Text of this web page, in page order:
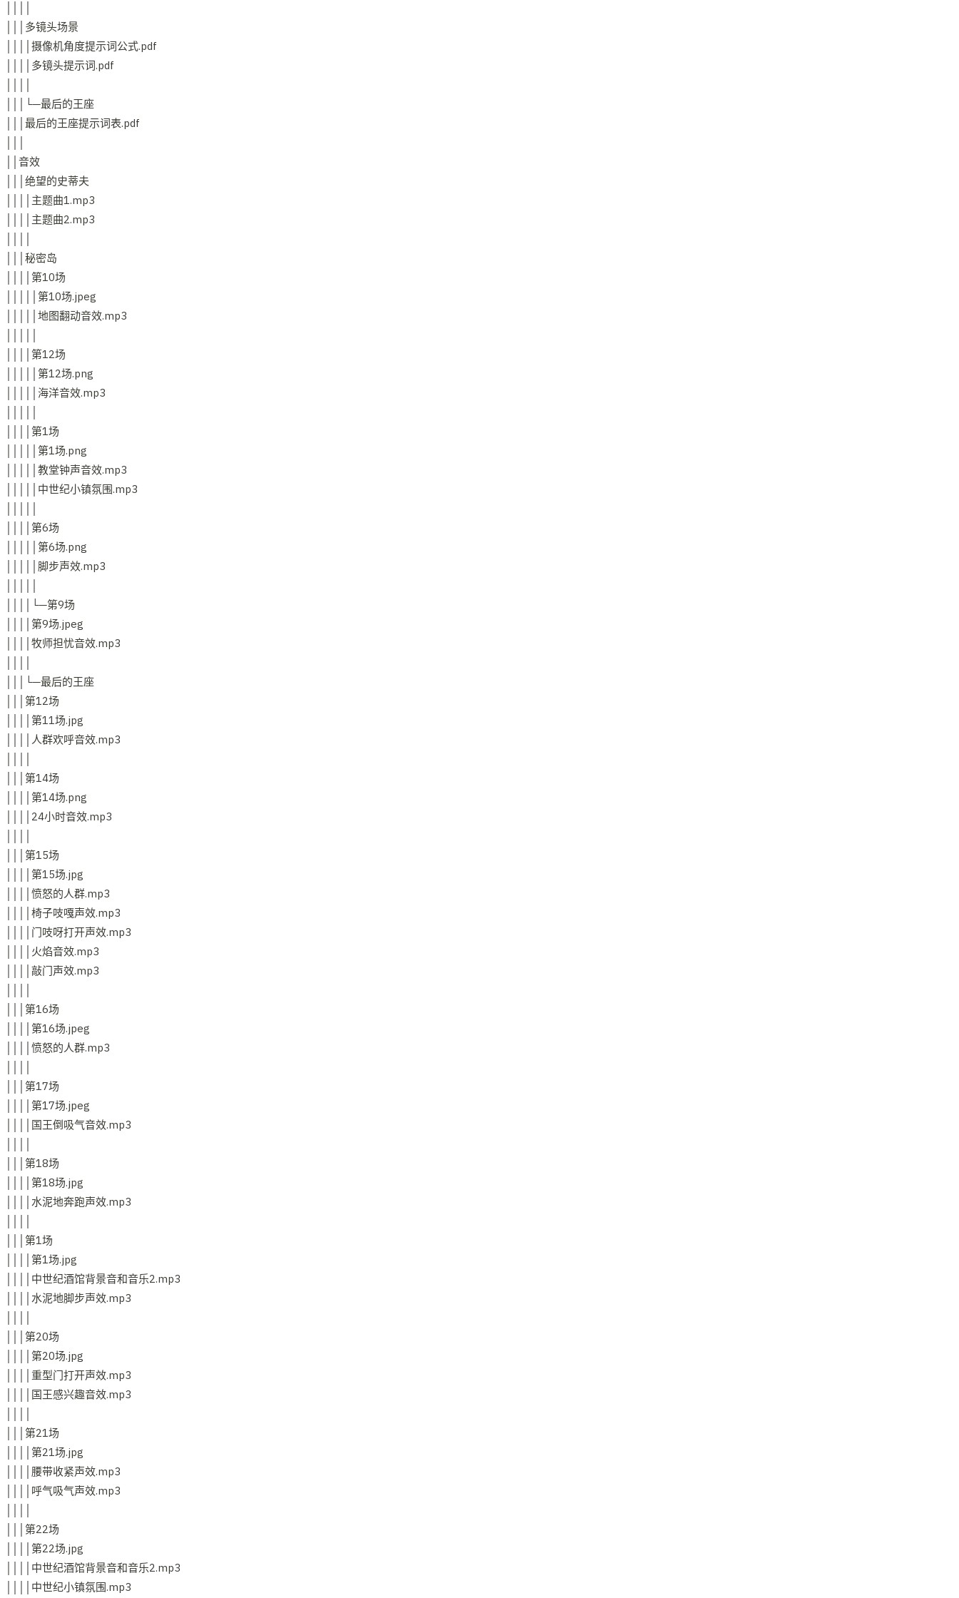
│││多镜头场景
││││摄像机角度提示词公式.pdf
││││多镜头提示词.pdf
│││└─最后的王座
│││最后的王座提示词表.pdf
││音效
│││绝望的史蒂夫
││││主题曲1.mp3
││││主题曲2.mp3
│││秘密岛
││││第10场
│││││第10场.jpeg
│││││地图翻动音效.mp3
││││第12场
│││││第12场.png
│││││海洋音效.mp3
││││第1场
│││││第1场.png
│││││教堂钟声音效.mp3
│││││中世纪小镇氛围.mp3
││││第6场
│││││第6场.png
│││││脚步声效.mp3
││││└─第9场
││││第9场.jpeg
││││牧师担忧音效.mp3
│││└─最后的王座
│││第12场
││││第11场.jpg
││││人群欢呼音效.mp3
│││第14场
││││第14场.png
││││24小时音效.mp3
│││第15场
││││第15场.jpg
││││愤怒的人群.mp3
││││椅子吱嘎声效.mp3
││││门吱呀打开声效.mp3
││││火焰音效.mp3
││││敲门声效.mp3
│││第16场
││││第16场.jpeg
││││愤怒的人群.mp3
│││第17场
││││第17场.jpeg
││││国王倒吸气音效.mp3
│││第18场
││││第18场.jpg
││││水泥地奔跑声效.mp3
│││第1场
││││第1场.jpg
││││中世纪酒馆背景音和音乐2.mp3
││││水泥地脚步声效.mp3
│││第20场
││││第20场.jpg
││││重型门打开声效.mp3
││││国王感兴趣音效.mp3
│││第21场
││││第21场.jpg
││││腰带收紧声效.mp3
││││呼气吸气声效.mp3
│││第22场
││││第22场.jpg
││││中世纪酒馆背景音和音乐2.mp3
││││中世纪小镇氛围.mp3